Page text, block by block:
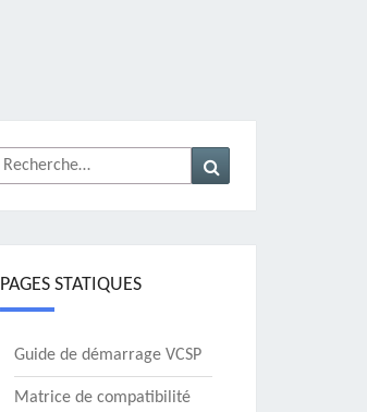
Rechercher :
PAGES STATIQUES
Guide de démarrage VCSP
Matrice de compatibilité